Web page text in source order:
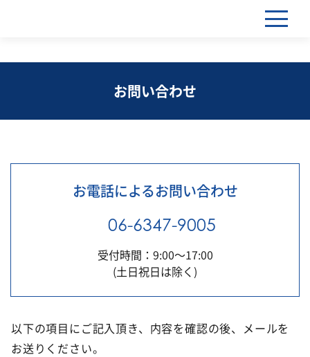
お問い合わせ
お電話によるお問い合わせ
06-6347-9005
受付時間：9:00～17:00
(土日祝日は除く)
以下の項目にご記入頂き、内容を確認の後、メールを
お送りください。